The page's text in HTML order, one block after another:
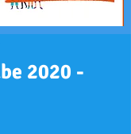
2020 -